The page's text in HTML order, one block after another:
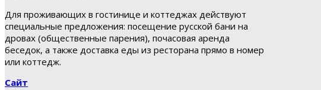
Для проживающих в гостинице и коттеджах действуют
специальные предложения: посещение русской бани на
дровах (общественные парения), почасовая аренда
беседок, а также доставка еды из ресторана прямо в номер
или коттедж.
Сайт